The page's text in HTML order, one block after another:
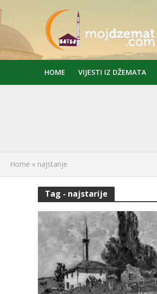
HOME VIJESTI IZ DŽEMATA
Home » najstarije
Tag - najstarije